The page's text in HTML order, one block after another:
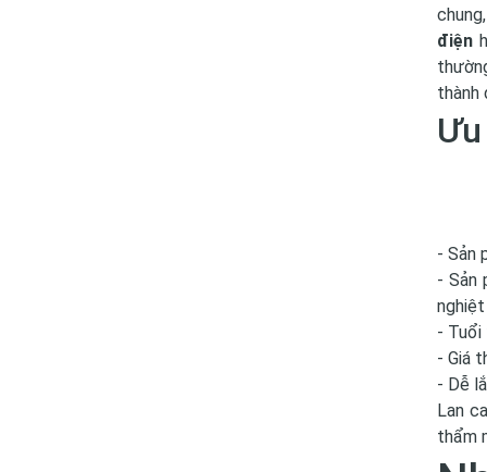
điện
thành
- Sản
- Sản
nghiệt
- Tuổi
- Giá
- Dễ
Lan
thẩm